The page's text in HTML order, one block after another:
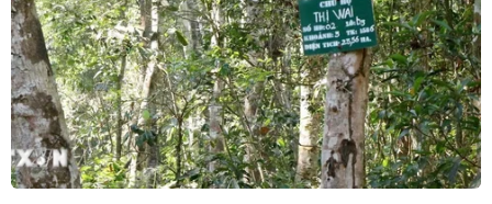
TIN CÙNG CHUYÊN MỤC
Khởi tố đối tượng giả danh Công an,
lừa đảo "chạy án" tại Đắk Lắk
06/08/2026 15:07